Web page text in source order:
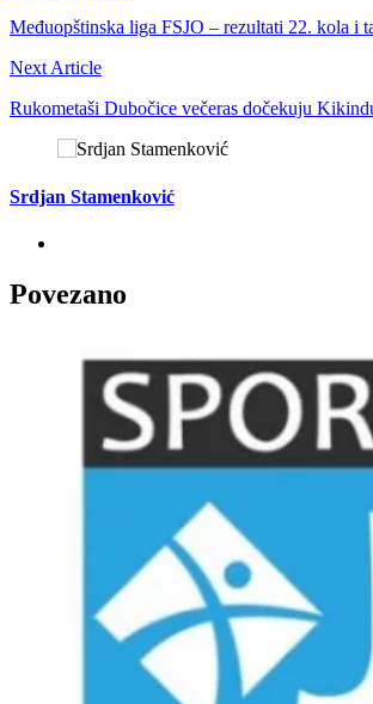
Međuopštinska liga FSJO – rezultati 22. kola i
Next Article
Rukometaši Dubočice večeras dočekuju
Srdjan Stamenković
Povezano